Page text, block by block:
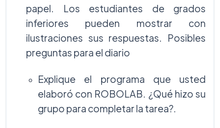
papel. Los estudiantes de grados
inferiores pueden mostrar con
ilustraciones sus respuestas. Posibles
preguntas para el diario
Explique el programa que usted
elaboró con ROBOLAB. ¿Qué hizo su
grupo para completar la tarea?.